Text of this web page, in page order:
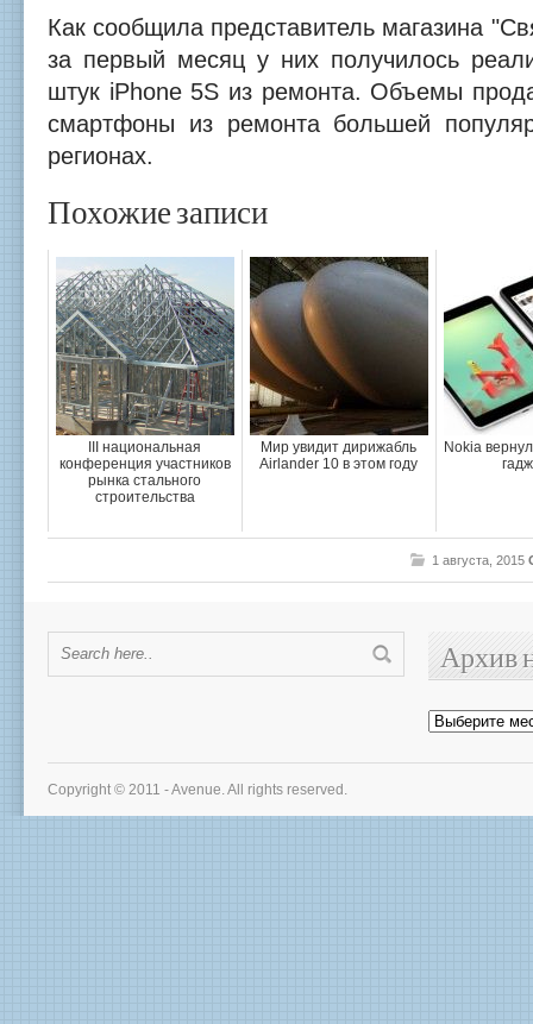
Как сообщила представитель магазина
за первый месяц у них получилось
штук iPhone 5S из ремонта. Объемы
смартфоны из ремонта большей
регионах.
Похожие записи
III национальная
конференция участников
рынка стального
строительства
Мир увидит дирижабль
Airlander 10 в этом году
Nokia
1 августа, 2015
Архив
Архив
новостей
Copyright © 2011 - Avenue. All rights reserved.